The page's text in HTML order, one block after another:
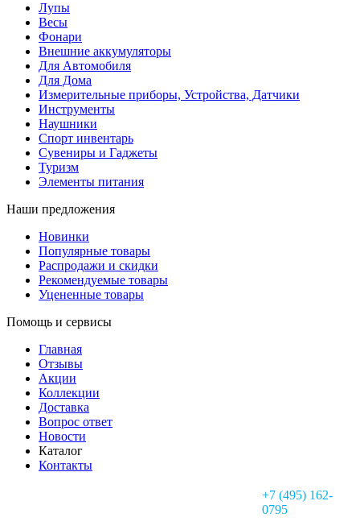
Лупы
Весы
Фонари
Внешние аккумуляторы
Для Автомобиля
Для Дома
Измерительные приборы, Устройства, Датчики
Инструменты
Наушники
Спорт инвентарь
Сувениры и Гаджеты
Туризм
Элементы питания
Наши предложения
Новинки
Популярные товары
Распродажи и скидки
Рекомендуемые товары
Уцененные товары
Помощь и сервисы
Главная
Отзывы
Акции
Коллекции
Доставка
Вопрос ответ
Новости
Каталог
Контакты
+7 (495) 162-
0795